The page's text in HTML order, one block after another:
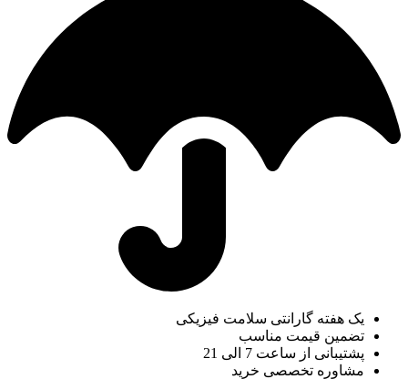
یک هفته گارانتی سلامت فیزیکی
تضمین قیمت مناسب
پشتیبانی از ساعت 7 الی 21
مشاوره تخصصی خرید